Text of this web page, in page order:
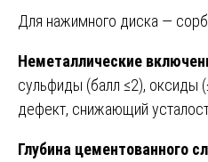
Для нажимного диска —
Неметаллические
сульфиды (балл ≤2), оксиды
дефект, снижающий
Глубина цементованного